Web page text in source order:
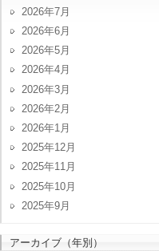
2026年7月
2026年6月
2026年5月
2026年4月
2026年3月
2026年2月
2026年1月
2025年12月
2025年11月
2025年10月
2025年9月
アーカイブ（年別）